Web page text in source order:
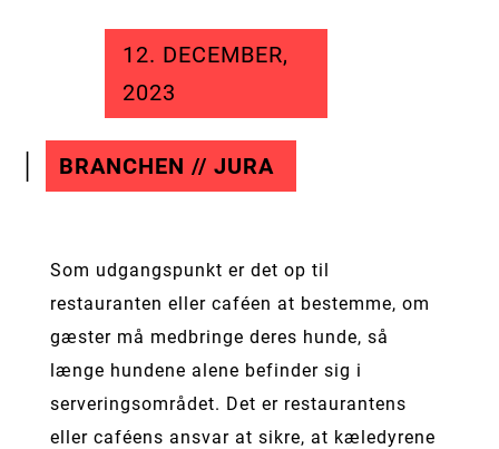
12. DECEMBER,
2023
BRANCHEN // JURA
Som udgangspunkt er det op til
restauranten eller caféen at bestemme, om
gæster må medbringe deres hunde, så
længe hundene alene befinder sig i
serveringsområdet. Det er restaurantens
eller caféens ansvar at sikre, at kæledyrene